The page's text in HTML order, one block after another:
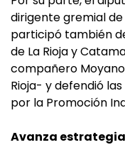
dirigente gremial de
participó también
de La Rioja y
compañero
Rioja- y defendió
por la Promoción
Avanza